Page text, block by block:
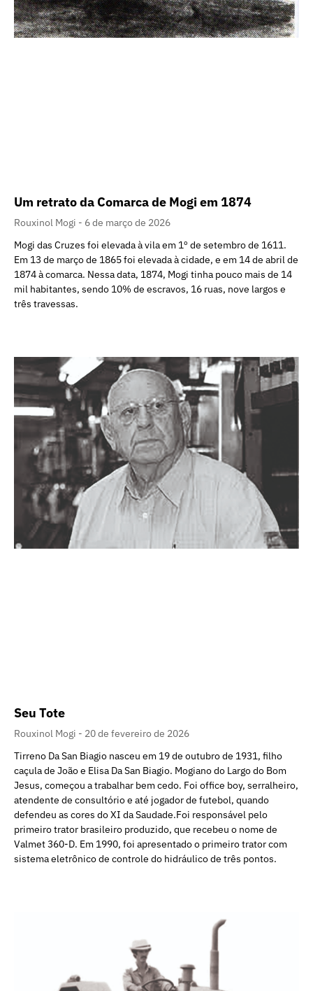
Um retrato da Comarca de Mogi em 1874
Rouxinol Mogi
6 de março de 2026
Mogi das Cruzes foi elevada à vila em 1º de setembro de 1611.
Em 13 de março de 1865 foi elevada à cidade, e em 14 de abril de
1874 à comarca. Nessa data, 1874, Mogi tinha pouco mais de 14
mil habitantes, sendo 10% de escravos, 16 ruas, nove largos e
três travessas.
Seu Tote
Rouxinol Mogi
20 de fevereiro de 2026
Tirreno Da San Biagio nasceu em 19 de outubro de 1931, filho
caçula de João e Elisa Da San Biagio. Mogiano do Largo do Bom
Jesus, começou a trabalhar bem cedo. Foi office boy, serralheiro,
atendente de consultório e até jogador de futebol, quando
defendeu as cores do XI da Saudade.Foi responsável pelo
primeiro trator brasileiro produzido, que recebeu o nome de
Valmet 360-D. Em 1990, foi apresentado o primeiro trator com
sistema eletrônico de controle do hidráulico de três pontos.